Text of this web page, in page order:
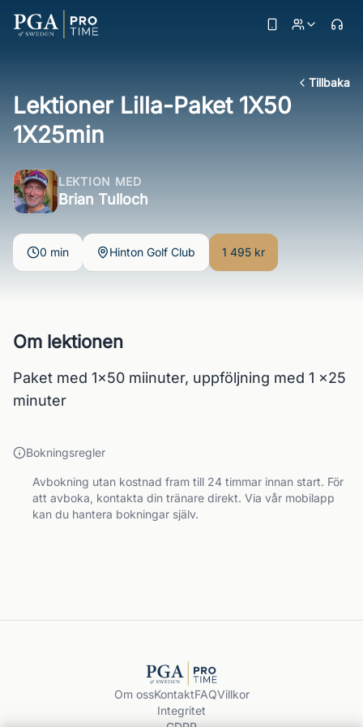
Tillbaka
Lektioner Lilla-Paket 1X50
1X25min
LEKTION MED
Brian Tulloch
0 min Hinton Golf Club 1 495 kr
Om lektionen
Paket med 1x50 miinuter, uppföljning med 1 x25
minuter
Bokningsregler
Avbokning utan kostnad fram till 24 timmar innan start. För
att avboka, kontakta din tränare direkt. Via vår mobilapp
kan du hantera bokningar själv.
Om ossKontaktFAQVillkor
Integritet